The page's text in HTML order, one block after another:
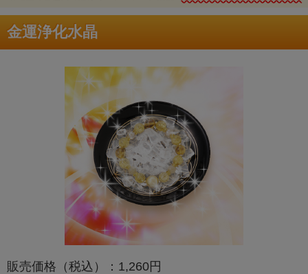
金運浄化水晶
販売価格（税込）：1,260円